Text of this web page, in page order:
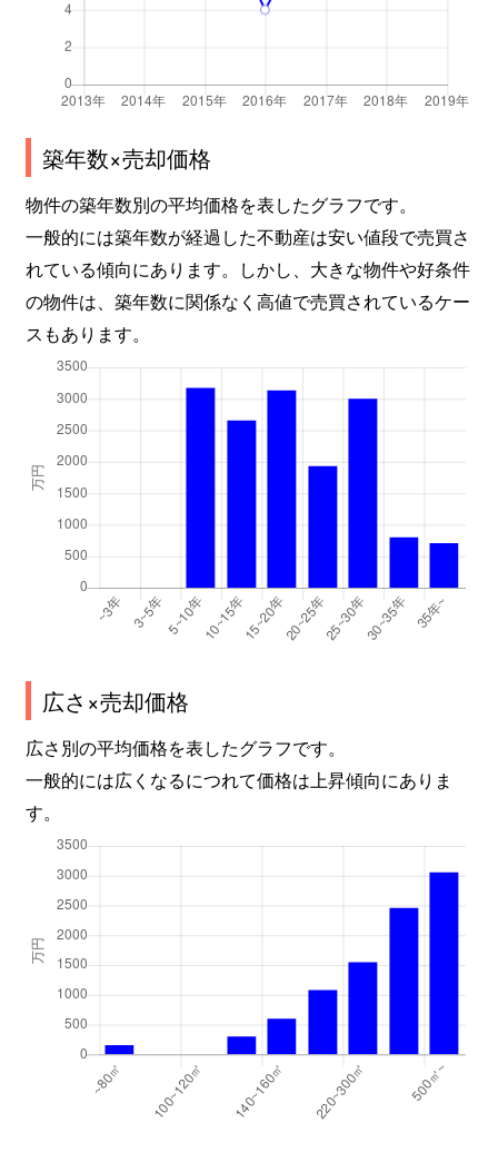
築年数×売却価格
物件の築年数別の平均価格を表したグラフです。
一般的には築年数が経過した不動産は安い値段で売買さ
れている傾向にあります。しかし、大きな物件や好条件
の物件は、築年数に関係なく高値で売買されているケー
スもあります。
広さ×売却価格
広さ別の平均価格を表したグラフです。
一般的には広くなるにつれて価格は上昇傾向にありま
す。